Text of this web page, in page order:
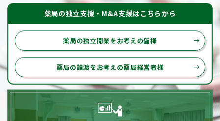
薬局の独立支援・M&A支援はこちらから
薬局の独立開業をお考えの皆様 east
薬局の譲渡をお考えの薬局経営者様 east